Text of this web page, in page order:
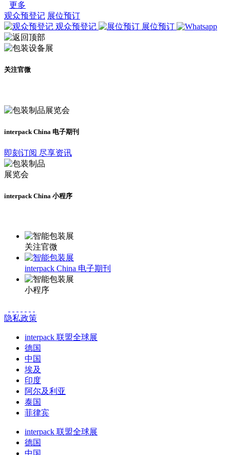
更多
观众预登记 展位预订
观众预登记
展位预订
关注官微
interpack China 电子期刊
即刻订阅 尽享资讯
interpack China 小程序
关注官微
interpack China 电子期刊
小程序
隐私政策
interpack 联盟全球展
德国
中国
埃及
印度
阿尔及利亚
泰国
菲律宾
interpack 联盟全球展
德国